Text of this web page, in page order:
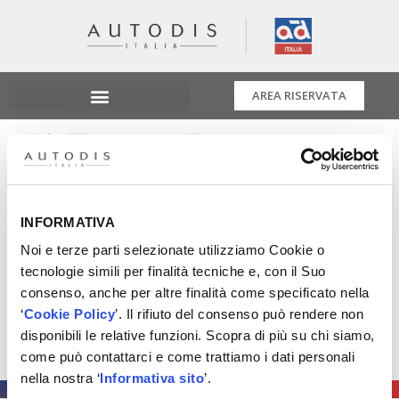
INFORMATIVA
Noi e terze parti selezionate utilizziamo Cookie o
tecnologie simili per finalità tecniche e, con il Suo
consenso, anche per altre finalità come specificato nella
‘Cookie Policy’. Il rifiuto del consenso può rendere non
disponibili le relative funzioni. Scopra di più su chi siamo,
come può contattarci e come trattiamo i dati personali
nella nostra ‘Informativa sito’.
AREA RISERVATA
4° Tappa Evento
GGroup Matera 11
Febbraio
Fermiamoci per riflettere insieme su come guidare il
cambiamento per arrivare pronti all’era post 2035 più
consapevoli e strutturati.
La quarta tappa è l’11 Febbraio a Matera!